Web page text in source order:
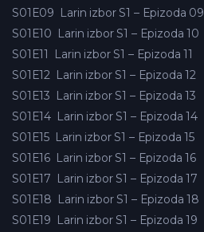
S01E09 Larin izbor S1 – Epizoda 09
S01E10 Larin izbor S1 – Epizoda 10
S01E11
Larin izbor S1 – Epizoda 11
S01E12 Larin izbor S1 – Epizoda 12
S01E13 Larin izbor S1 – Epizoda 13
S01E14 Larin izbor S1 – Epizoda 14
S01E15 Larin izbor S1 – Epizoda 15
S01E16 Larin izbor S1 – Epizoda 16
S01E17 Larin izbor S1 – Epizoda 17
S01E18 Larin izbor S1 – Epizoda 18
S01E19 Larin izbor S1 – Epizoda 19